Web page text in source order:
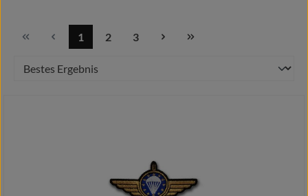
Seite
1
Seite
2
Seite
3